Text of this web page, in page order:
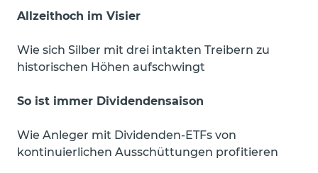
Allzeithoch im Visier
Wie sich Silber mit drei intakten Treibern zu
historischen Höhen aufschwingt
So ist immer Dividendensaison
Wie Anleger mit Dividenden-ETFs von
kontinuierlichen Ausschüttungen profitieren